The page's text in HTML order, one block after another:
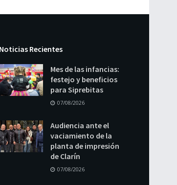
Noticias Recientes
Mes de las infancias:
festejo y beneficios
para Siprebitas
07/08/2026
Audiencia ante el
vaciamiento de la
planta de impresión
de Clarín
07/08/2026